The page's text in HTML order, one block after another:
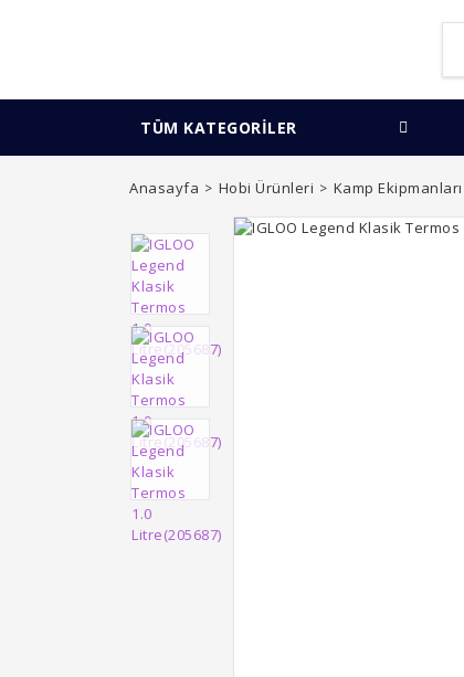
TÜM KATEGORİLER
Anasayfa Hobi Ürünleri Kamp Ekipmanları